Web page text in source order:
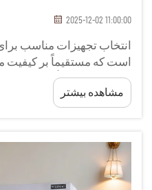
2025-12-02 11:00:00
انتخاب تجهیزات مناسب
است که مستقیماً بر کیفیت
سودآوری کلی تأثیر
فرانسوی اصیل با رویه و
مشاهده بیشتر